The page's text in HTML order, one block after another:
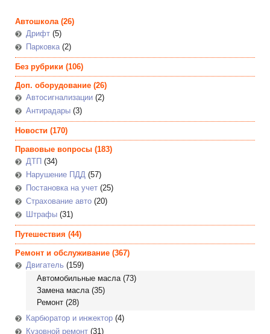
Автошкола(26)
Дрифт (5)
Парковка(2)
Без рубрики (106)
Доп. оборудование (26)
Автосигнализации (2)
Антирадары (3)
Новости (170)
Правовые вопросы (183)
ДТП (34)
Нарушение ПДД (57)
Постановка на учет (25)
Страхование авто (20)
Штрафы (31)
Путешествия (44)
Ремонт и обслуживание (367)
Двигатель (159)
Автомобильные масла(73)
Замена масла(35)
Ремонт (28)
Карбюратор и инжектор (4)
Кузовной ремонт (31)